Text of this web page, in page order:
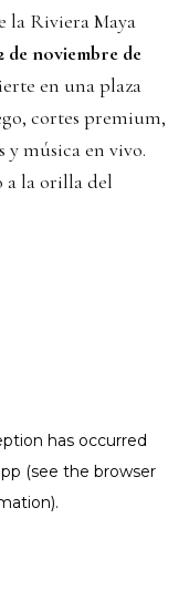
la Riviera Maya
de noviembre de
en una plaza
cortes premium,
y música en vivo.
a la orilla del